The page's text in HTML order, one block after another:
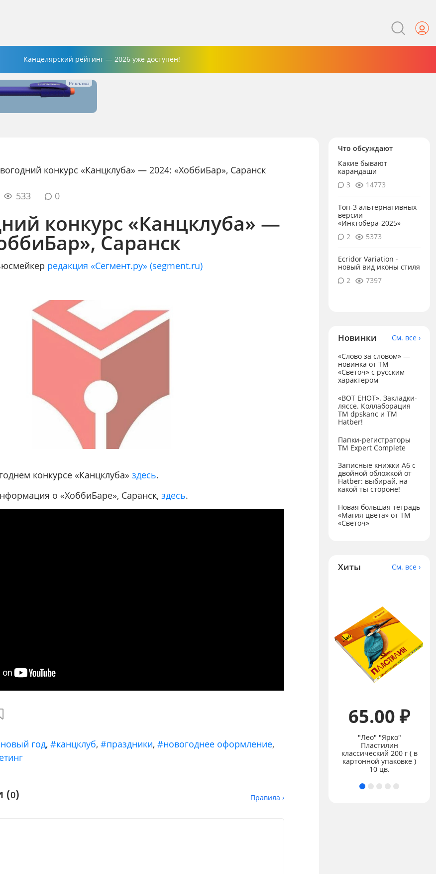
Канцелярский рейтинг — 2026 уже доступен!
конкурс «Канцклуба» — 2024: «ХоббиБар», Саранск
533 0
конкурс «Канцклуба» —
Саранск
редакция «Сегмент.ру» (segment.ru)
конкурсе «Канцклуба»здесь.
о «ХоббиБаре», Саранск,здесь.
год,#канцклуб,#праздники,#новогоднее оформление,
(0) Правила ›
Что обсуждают
Какие бывают
карандаши
3
14773
Топ-3 альтернативных
версии
«Инктобера-2025»
2
5373
Ecridor Variation -
новый вид иконы стиля
2
7397
Новинки
См. все ›
«Слово за словом» —
новинка от ТМ
«Светоч» с русским
характером
«ВОТ ЕНОТ». Закладки-
ляссе. Коллаборация
TM dpskanc и ТМ
Hatber!
Папки-регистраторы
ТМ Expert Complete
Записные книжки А6 с
двойной обложкой от
Hatber: выбирай, на
какой ты стороне!
Новая большая тетрадь
«Магия цвета» от ТМ
«Светоч»
Хиты См. все ›
Цена:не указана
65.00 ₽
"Лео" "Ярко"
Пластилин
классический 200 г ( в
картонной упаковке )
10 цв.